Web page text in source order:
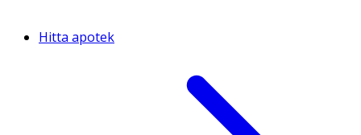
Hitta apotek